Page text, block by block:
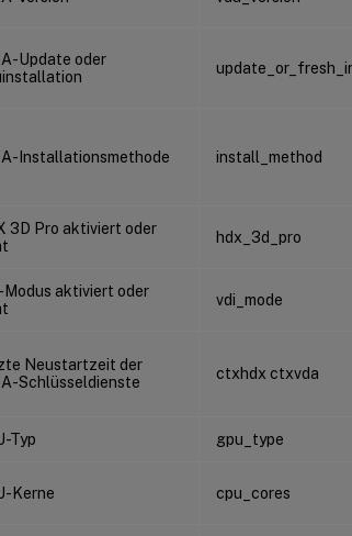
Update oder
Installationsmethode install_method
3D Pro aktiviert oder
hdx_3d_pro
Modus aktiviert oder
vdi_mode
Neustartzeit der
Schlüsseldienste
ctxhdx ctxvda
Typ gpu_type
Kerne cpu_cores